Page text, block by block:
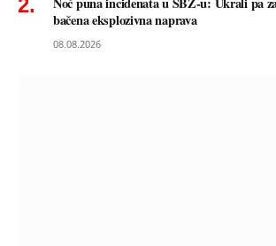
bačena eksplozivna naprava
08.08.2026